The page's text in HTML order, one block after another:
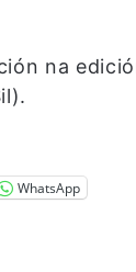
na
WhatsApp